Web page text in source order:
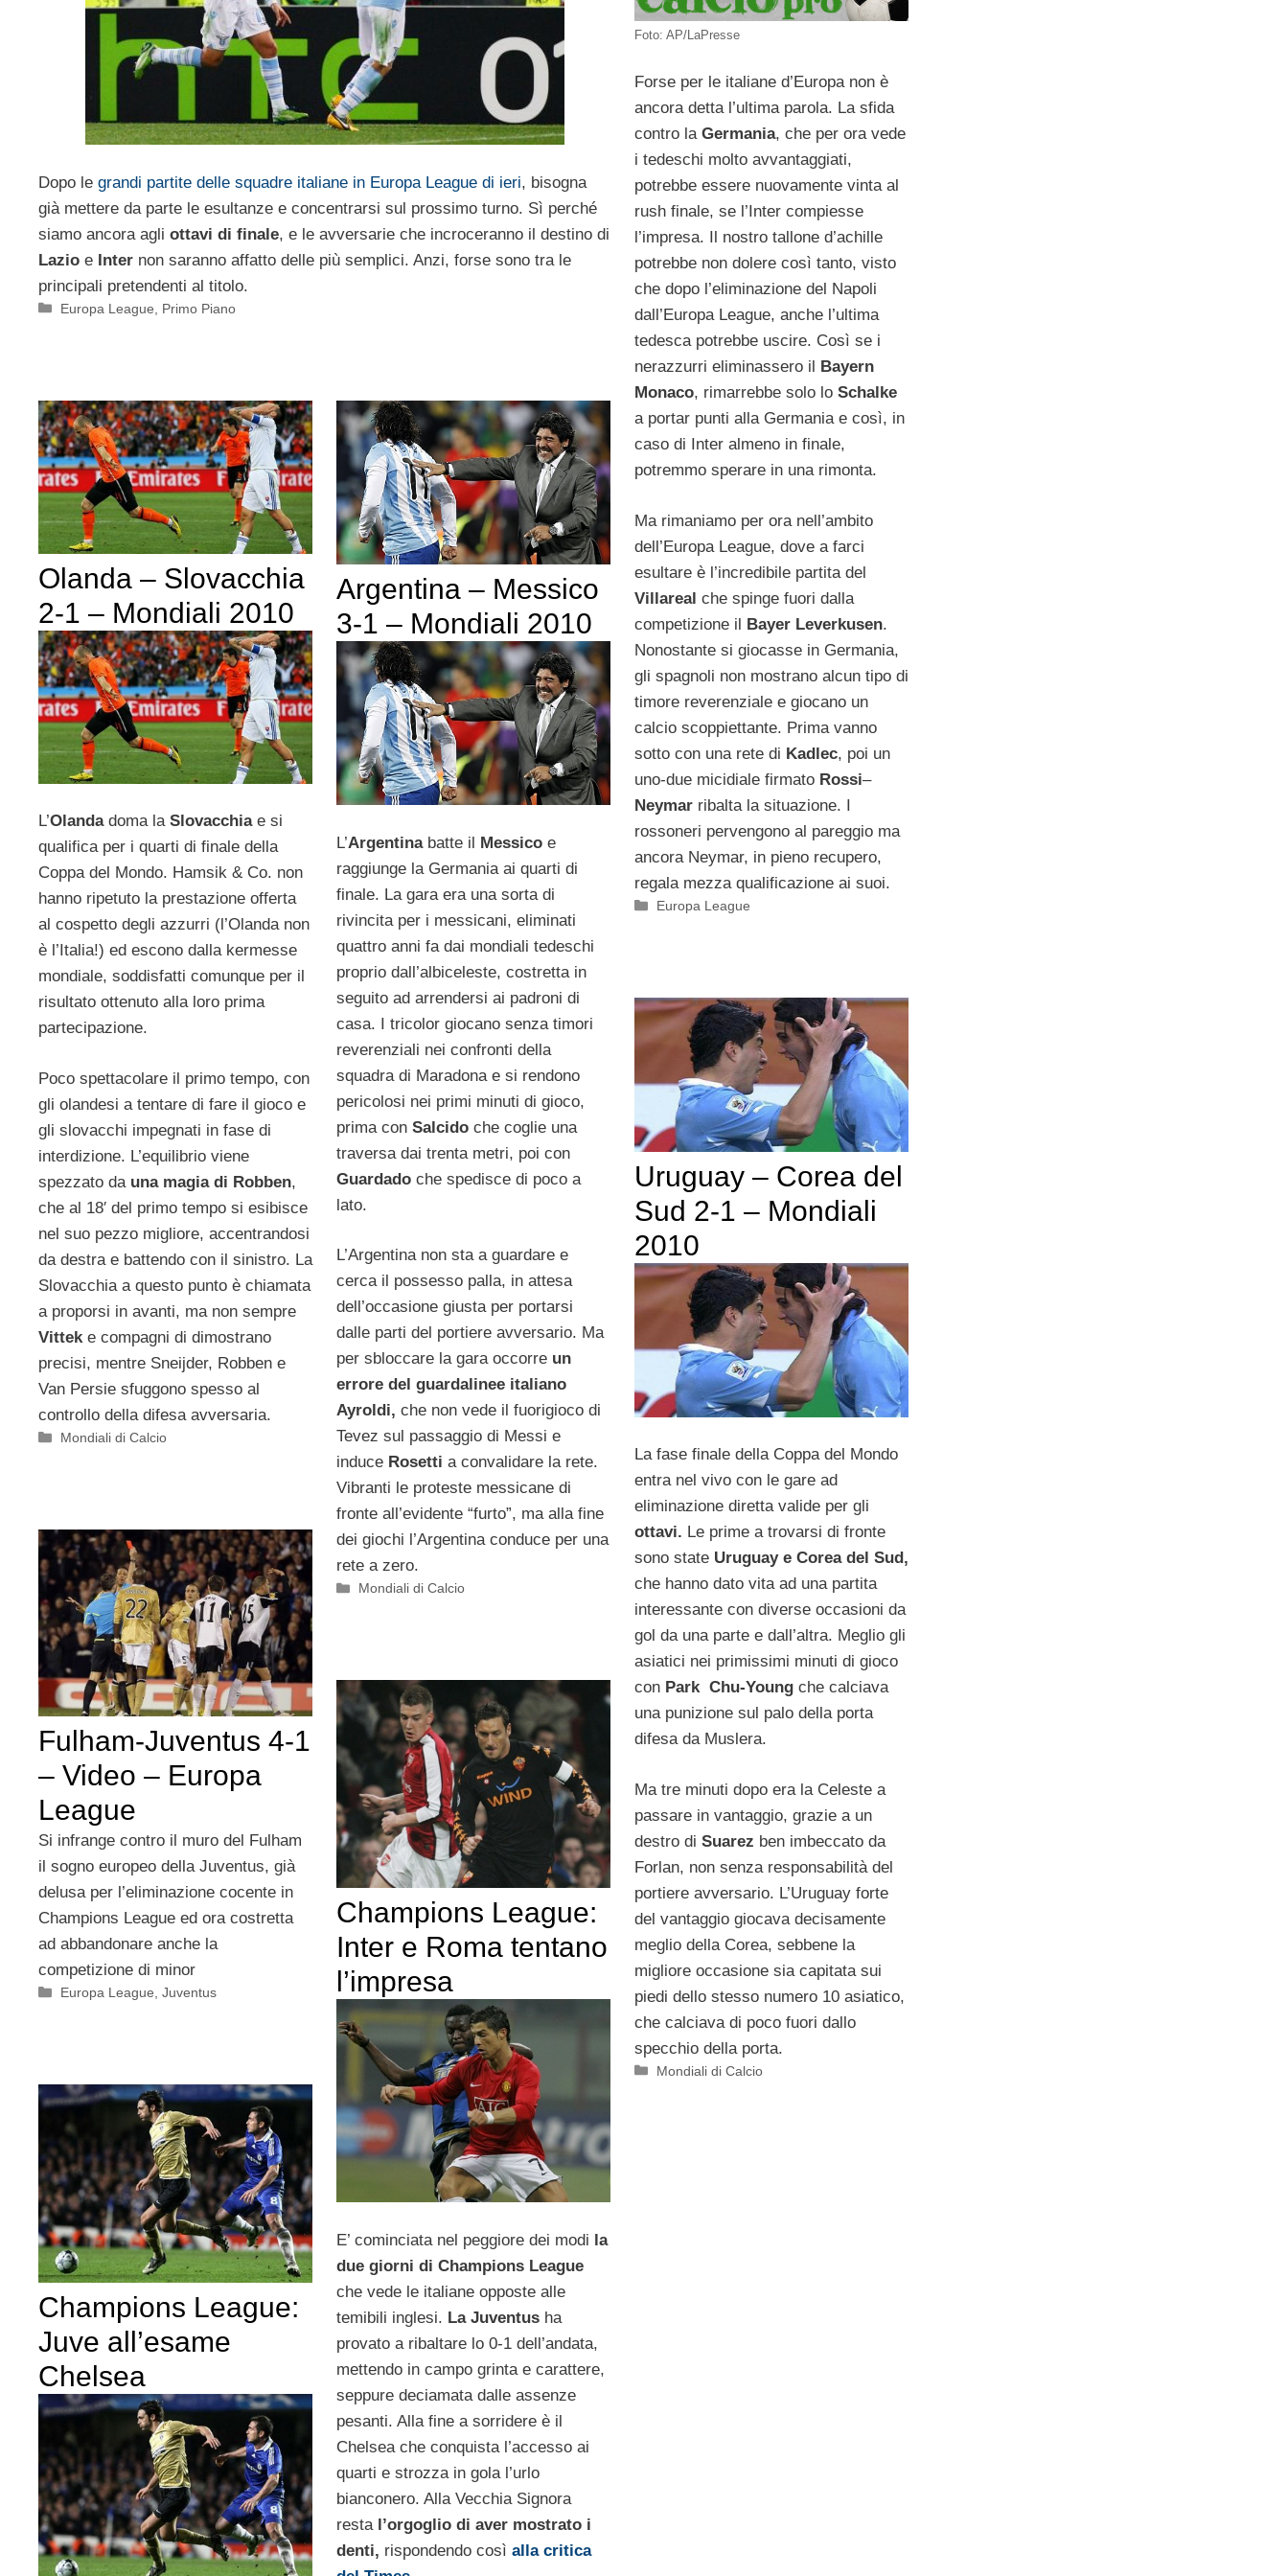
Dopo le grandi partite delle squadre italiane in Europa League di ieri, bisogna
già mettere da parte le esultanze e concentrarsi sul prossimo turno. Sì perché
siamo ancora agli ottavi di finale, e le avversarie che incroceranno il destino di
Lazio e Inter non saranno affatto delle più semplici. Anzi, forse sono tra le
principali pretendenti al titolo.
Categorie
Europa League Primo Piano
Foto: AP/LaPresse
Forse per le italiane d’Europa non è
ancora detta l’ultima parola. La sfida
contro la Germania, che per ora vede
i tedeschi molto avvantaggiati,
potrebbe essere nuovamente vinta al
rush finale, se l’Inter compiesse
l’impresa. Il nostro tallone d’achille
potrebbe non dolere così tanto, visto
che dopo l’eliminazione del Napoli
dall’Europa League, anche l’ultima
tedesca potrebbe uscire. Così se i
nerazzurri eliminassero il
Bayern
Monaco, rimarrebbe solo lo Schalke
a portar punti alla Germania e così, in
caso di Inter almeno in finale,
potremmo sperare in una rimonta.
Ma rimaniamo per ora nell’ambito
dell’Europa League, dove a farci
esultare è l’incredibile partita del
Villareal che spinge fuori dalla
competizione il Bayer Leverkusen.
Nonostante si giocasse in Germania,
gli spagnoli non mostrano alcun tipo di
timore reverenziale e giocano un
calcio scoppiettante. Prima vanno
sotto con una rete di Kadlec, poi un
uno-due micidiale firmato Rossi–
Neymar ribalta la situazione. I
rossoneri pervengono al pareggio ma
ancora Neymar, in pieno recupero,
regala mezza qualificazione ai suoi.
Categorie
Europa League
Olanda – Slovacchia
2-1 – Mondiali 2010
L’Olandadoma la Slovacchiae si
qualifica per i quarti di finale della
Coppa del Mondo. Hamsik & Co. non
hanno ripetuto la prestazione offerta
al cospetto degli azzurri (l’Olanda non
è l’Italia!) ed escono dalla kermesse
mondiale, soddisfatti comunque per il
risultato ottenuto alla loro prima
partecipazione.
Poco spettacolare il primo tempo, con
gli olandesi a tentare di fare il gioco e
gli slovacchi impegnati in fase di
interdizione. L’equilibrio viene
spezzato da una magia di Robben,
che al 18′ del primo tempo si esibisce
nel suo pezzo migliore, accentrandosi
da destra e battendo con il sinistro. La
Slovacchia a questo punto è chiamata
a proporsi in avanti, ma non sempre
Vittek e compagni di dimostrano
precisi, mentre Sneijder, Robben e
Van Persie sfuggono spesso al
controllo della difesa avversaria.
Categorie
Mondiali di Calcio
Argentina – Messico
3-1 – Mondiali 2010
L’Argentinabatte il Messico e
raggiunge la Germania ai quarti di
finale. La gara era una sorta di
rivincita per i messicani, eliminati
quattro anni fa dai mondiali tedeschi
proprio dall’albiceleste, costretta in
seguito ad arrendersi ai padroni di
casa. I tricolor giocano senza timori
reverenziali nei confronti della
squadra di Maradona e si rendono
pericolosi nei primi minuti di gioco,
prima con Salcidoche coglie una
traversa dai trenta metri, poi con
Guardado che spedisce di poco a
lato.
L’Argentina non sta a guardare e
cerca il possesso palla, in attesa
dell’occasione giusta per portarsi
dalle parti del portiere avversario. Ma
per sbloccare la gara occorre un
errore del guardalinee italiano
Ayroldi, che non vede il fuorigioco di
Tevez sul passaggio di Messi e
induce Rosetti a convalidare la rete.
Vibranti le proteste messicane di
fronte all’evidente “furto”, ma alla fine
dei giochi l’Argentina conduce per una
rete a zero.
Categorie
Mondiali di Calcio
Uruguay – Corea del
Sud 2-1 – Mondiali
2010
La fase finale della Coppa del Mondo
entra nel vivo con le gare ad
eliminazione diretta valide per gli
ottavi. Le prime a trovarsi di fronte
sono stateUruguay e Corea del Sud,
che hanno dato vita ad una partita
interessante con diverse occasioni da
gol da una parte e dall’altra. Meglio gli
asiatici nei primissimi minuti di gioco
con Park Chu-Youngche calciava
una punizione sul palo della porta
difesa da Muslera.
Ma tre minuti dopo era la Celeste a
passare in vantaggio, grazie a un
destro di Suarez ben imbeccato da
Forlan, non senza responsabilità del
portiere avversario. L’Uruguay forte
del vantaggio giocava decisamente
meglio della Corea, sebbene la
migliore occasione sia capitata sui
piedi dello stesso numero 10 asiatico,
che calciava di poco fuori dallo
specchio della porta.
Categorie
Mondiali di Calcio
Fulham-Juventus 4-1
– Video – Europa
League
Si infrange contro il muro del Fulham
il sogno europeo della Juventus, già
delusa per l’eliminazione cocente in
Champions League ed ora costretta
ad abbandonare anche la
competizione di minor
Categorie
Europa League ,Juventus
Champions League:
Inter e Roma tentano
l’impresa
E’ cominciata nel peggiore dei modi la
due giorni di Champions League
che vede le italiane opposte alle
temibili inglesi. La Juventusha
provato a ribaltare lo 0-1 dell’andata,
mettendo in campo grinta e carattere,
seppure deciamata dalle assenze
pesanti. Alla fine a sorridere è il
Chelsea che conquista l’accesso ai
quarti e strozza in gola l’urlo
bianconero. Alla Vecchia Signora
resta l’orgoglio di aver mostrato i
denti, rispondendo così alla critica
Champions League:
Juve all’esame
Chelsea